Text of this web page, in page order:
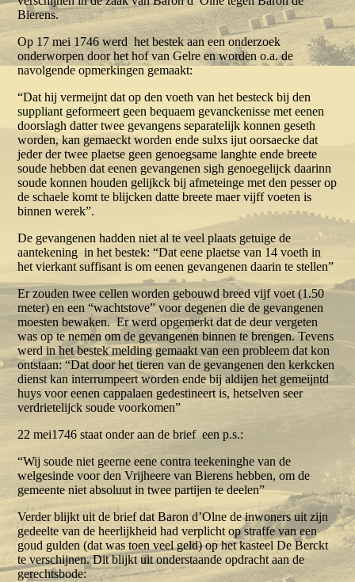
Bierens.
Op 17 mei 1746 werd het bestek aan een onderzoek
onderworpen door het hof van Gelre en worden o.a. de
navolgende opmerkingen gemaakt:
“Dat hij vermeijnt dat op den voeth van het besteck bij den
suppliant geformeert geen bequaem gevanckenisse met eenen
doorslagh datter twee gevangens separatelijk konnen geseth
worden, kan gemaeckt worden ende sulxs ijut oorsaecke dat
jeder der twee plaetse geen genoegsame langhte ende breete
soude hebben dat eenen gevangenen sigh genoegelijck daarinn
soude konnen houden gelijkck bij afmeteinge met den pesser op
de schaele komt te blijcken datte breete maer vijff voeten is
binnen werek”.
De gevangenen hadden niet al te veel plaats getuige de
aantekening in het bestek: “Dat eene plaetse van 14 voeth in
het vierkant suffisant is om eenen gevangenen daarin te stellen”
Er zouden twee cellen worden gebouwd breed vijf voet (1.50
meter) en een “wachtstove” voor degenen die de gevangenen
moesten bewaken. Er werd opgemerkt dat de deur vergeten
was op te nemen om de gevangenen binnen te brengen. Tevens
werd in het bestek melding gemaakt van een probleem dat kon
ontstaan: “Dat door het tieren van de gevangenen den kerkcken
dienst kan interrumpeert worden ende bij aldijen het gemeijntd
huys voor eenen cappalaen gedestineert is, hetselven seer
verdrietelijck soude voorkomen”
22 mei1746 staat onder aan de brief een p.s.:
“Wij soude niet geerne eene contra teekeninghe van de
welgesinde voor den Vrijheere van Bierens hebben, om de
gemeente niet absoluut in twee partijen te deelen”
Verder blijkt uit de brief dat Baron d’Olne de inwoners uit zijn
gedeelte van de heerlijkheid had verplicht op straffe van een
goud gulden (dat was toen veel geld) op het kasteel De Berckt
te verschijnen. Dit blijkt uit onderstaande opdracht aan de
gerechtsbode: